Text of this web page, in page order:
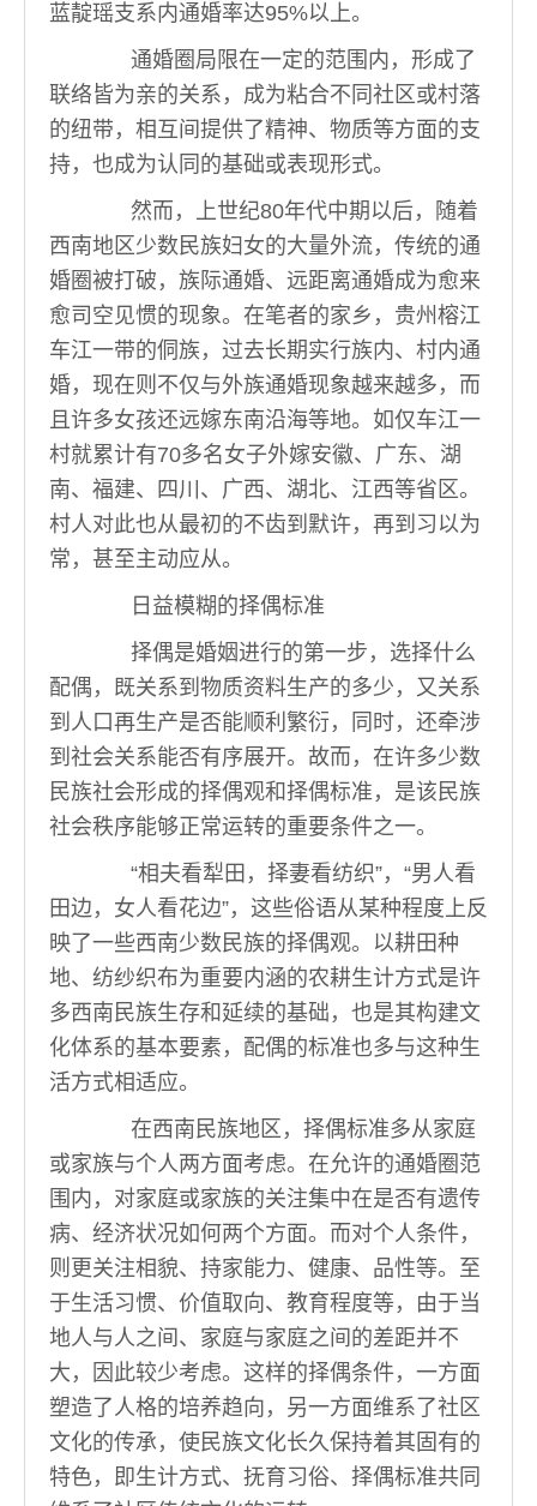
蓝靛瑶支系内通婚率达95%以上。
通婚圈局限在一定的范围内，形成了
联络皆为亲的关系，成为粘合不同社区或村落
的纽带，相互间提供了精神、物质等方面的支
持，也成为认同的基础或表现形式。
然而，上世纪80年代中期以后，随着
西南地区少数民族妇女的大量外流，传统的通
婚圈被打破，族际通婚、远距离通婚成为愈来
愈司空见惯的现象。在笔者的家乡，贵州榕江
车江一带的侗族，过去长期实行族内、村内通
婚，现在则不仅与外族通婚现象越来越多，而
且许多女孩还远嫁东南沿海等地。如仅车江一
村就累计有70多名女子外嫁安徽、广东、湖
南、福建、四川、广西、湖北、江西等省区。
村人对此也从最初的不齿到默许，再到习以为
常，甚至主动应从。
日益模糊的择偶标准
择偶是婚姻进行的第一步，选择什么
配偶，既关系到物质资料生产的多少，又关系
到人口再生产是否能顺利繁衍，同时，还牵涉
到社会关系能否有序展开。故而，在许多少数
民族社会形成的择偶观和择偶标准，是该民族
社会秩序能够正常运转的重要条件之一。
“相夫看犁田，择妻看纺织”，“男人看
田边，女人看花边”，这些俗语从某种程度上反
映了一些西南少数民族的择偶观。以耕田种
地、纺纱织布为重要内涵的农耕生计方式是许
多西南民族生存和延续的基础，也是其构建文
化体系的基本要素，配偶的标准也多与这种生
活方式相适应。
在西南民族地区，择偶标准多从家庭
或家族与个人两方面考虑。在允许的通婚圈范
围内，对家庭或家族的关注集中在是否有遗传
病、经济状况如何两个方面。而对个人条件，
则更关注相貌、持家能力、健康、品性等。至
于生活习惯、价值取向、教育程度等，由于当
地人与人之间、家庭与家庭之间的差距并不
大，因此较少考虑。这样的择偶条件，一方面
塑造了人格的培养趋向，另一方面维系了社区
文化的传承，使民族文化长久保持着其固有的
特色，即生计方式、抚育习俗、择偶标准共同